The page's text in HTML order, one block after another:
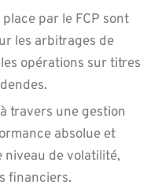
par le FCP sont
les arbitrages de
opérations sur titres
travers une gestion
absolue et
de volatilité,
financiers.